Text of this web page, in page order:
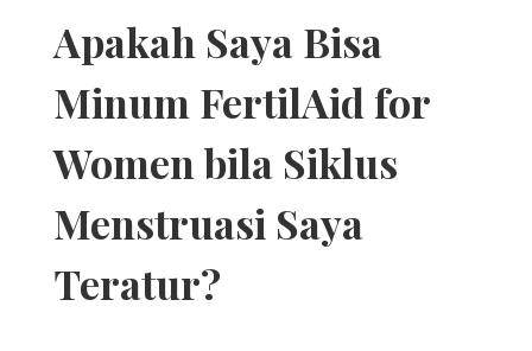
Apakah Saya Bisa
Minum FertilAid for
Women bila Siklus
Menstruasi Saya
Teratur?